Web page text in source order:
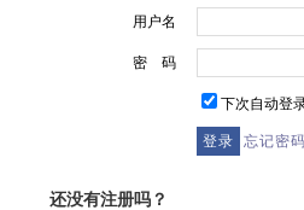
用户名
密 码
下次自动登
忘记密
还没有注册吗？